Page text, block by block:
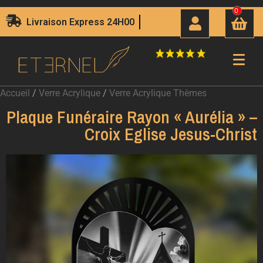
Livraison Express 24H00
0
Accueil / Verre Acrylique / Verre Acrylique Thèmes
Plaque Funéraire Rayon « Aurélia » –
Croix Eglise Jesus-Christ